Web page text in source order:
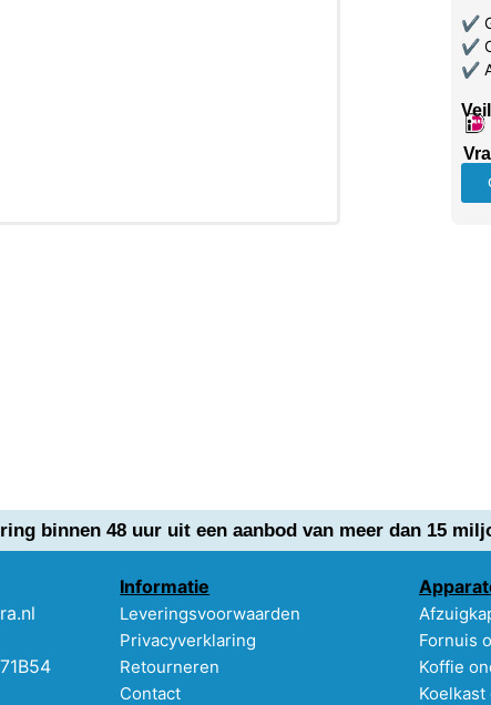
✔
✔
✔
binnen 48 uur uit een aanbod van meer dan 15
Informatie
Leveringsvoorwaarden
Privacyverklaring
Retourneren
Contact
Fornuis
Koffie